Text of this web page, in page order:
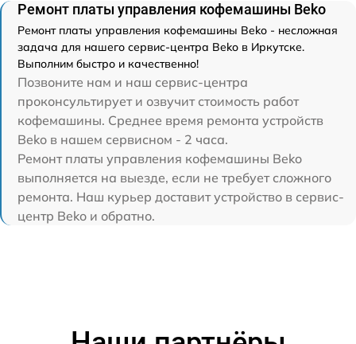
Ремонт платы управления кофемашины Beko
Ремонт платы управления кофемашины Beko - несложная
задача для нашего сервис-центра Beko в Иркутске.
Выполним быстро и качественно!
Позвоните нам и наш сервис-центра
проконсультирует и озвучит стоимость работ
кофемашины. Среднее время ремонта устройств
Beko в нашем сервисном - 2 часа.
Ремонт платы управления кофемашины Beko
выполняется на выезде, если не требует сложного
ремонта. Наш курьер доставит устройство в сервис-
центр Beko и обратно.